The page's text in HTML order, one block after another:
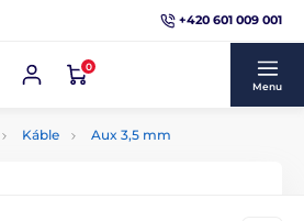
+420 601 009 001
0
Menu
Káble Aux 3,5 mm